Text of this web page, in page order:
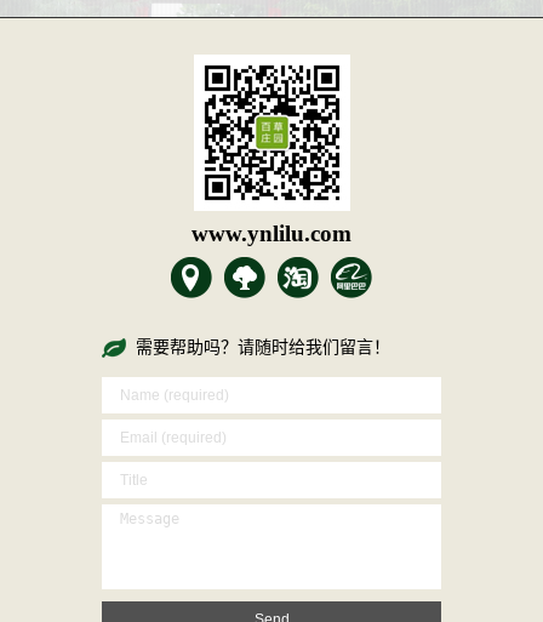
www.ynlilu.com
需要帮助吗？请随时给我们留言！